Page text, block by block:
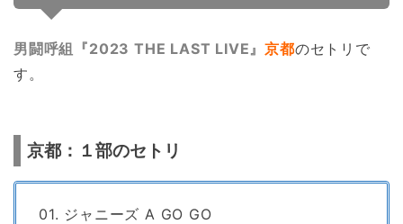
男闘呼組『2023 THE LAST LIVE』京都のセトリで
す。
京都：１部のセトリ
01. ジャニーズ A GO GO